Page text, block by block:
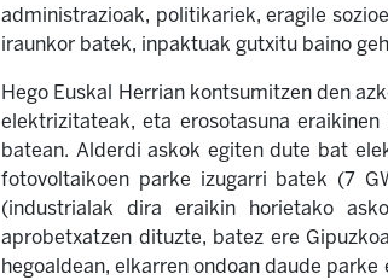
administrazioak, politikariek, eragile
iraunkor batek, inpaktuak gutxitu baino
Hego Euskal Herrian kontsumitzen den
elektrizitateak, eta erosotasuna
batean. Alderdi askok egiten dute bat
fotovoltaikoen parke izugarri batek (7
(industrialak dira eraikin horietako
aprobetxatzen dituzte, batez ere
hegoaldean, elkarren ondoan daude